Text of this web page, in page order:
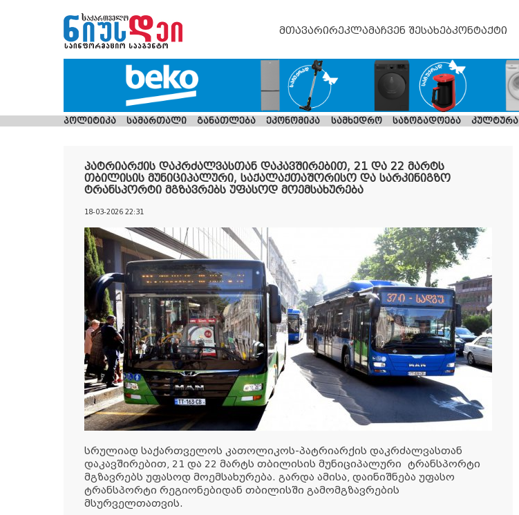
მთავარირეკლამაჩვენ შესახებკონტაქტი
პოლიტიკა სამართალი განათლება ეკონომიკა სამხედრო საზოგადოება კულტურა
პატრიარქის დაკრძალვასთან დაკავშირებით, 21 და 22 მარტს
თბილისის მუნიციპალური, საქალაქთაშორისო და სარკინიგზო
ტრანსპორტი მგზავრებს უფასოდ მოემსახურება
18-03-2026 22:31
სრულიად საქართველოს კათოლიკოს-პატრიარქის დაკრძალვასთან
დაკავშირებით, 21 და 22 მარტს თბილისის მუნიციპალური ტრანსპორტი
მგზავრებს უფასოდ მოემსახურება. გარდა ამისა, დაინიშნება უფასო
ტრანსპორტი რეგიონებიდან თბილისში გამომგზავრების
მსურველთათვის.